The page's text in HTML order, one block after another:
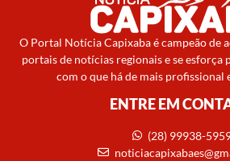
O Portal Notícia Capixaba é campeão de
portais de notícias regionais e se esforça
com o que há de mais profissional
ENTRE EM
(28) 99938-